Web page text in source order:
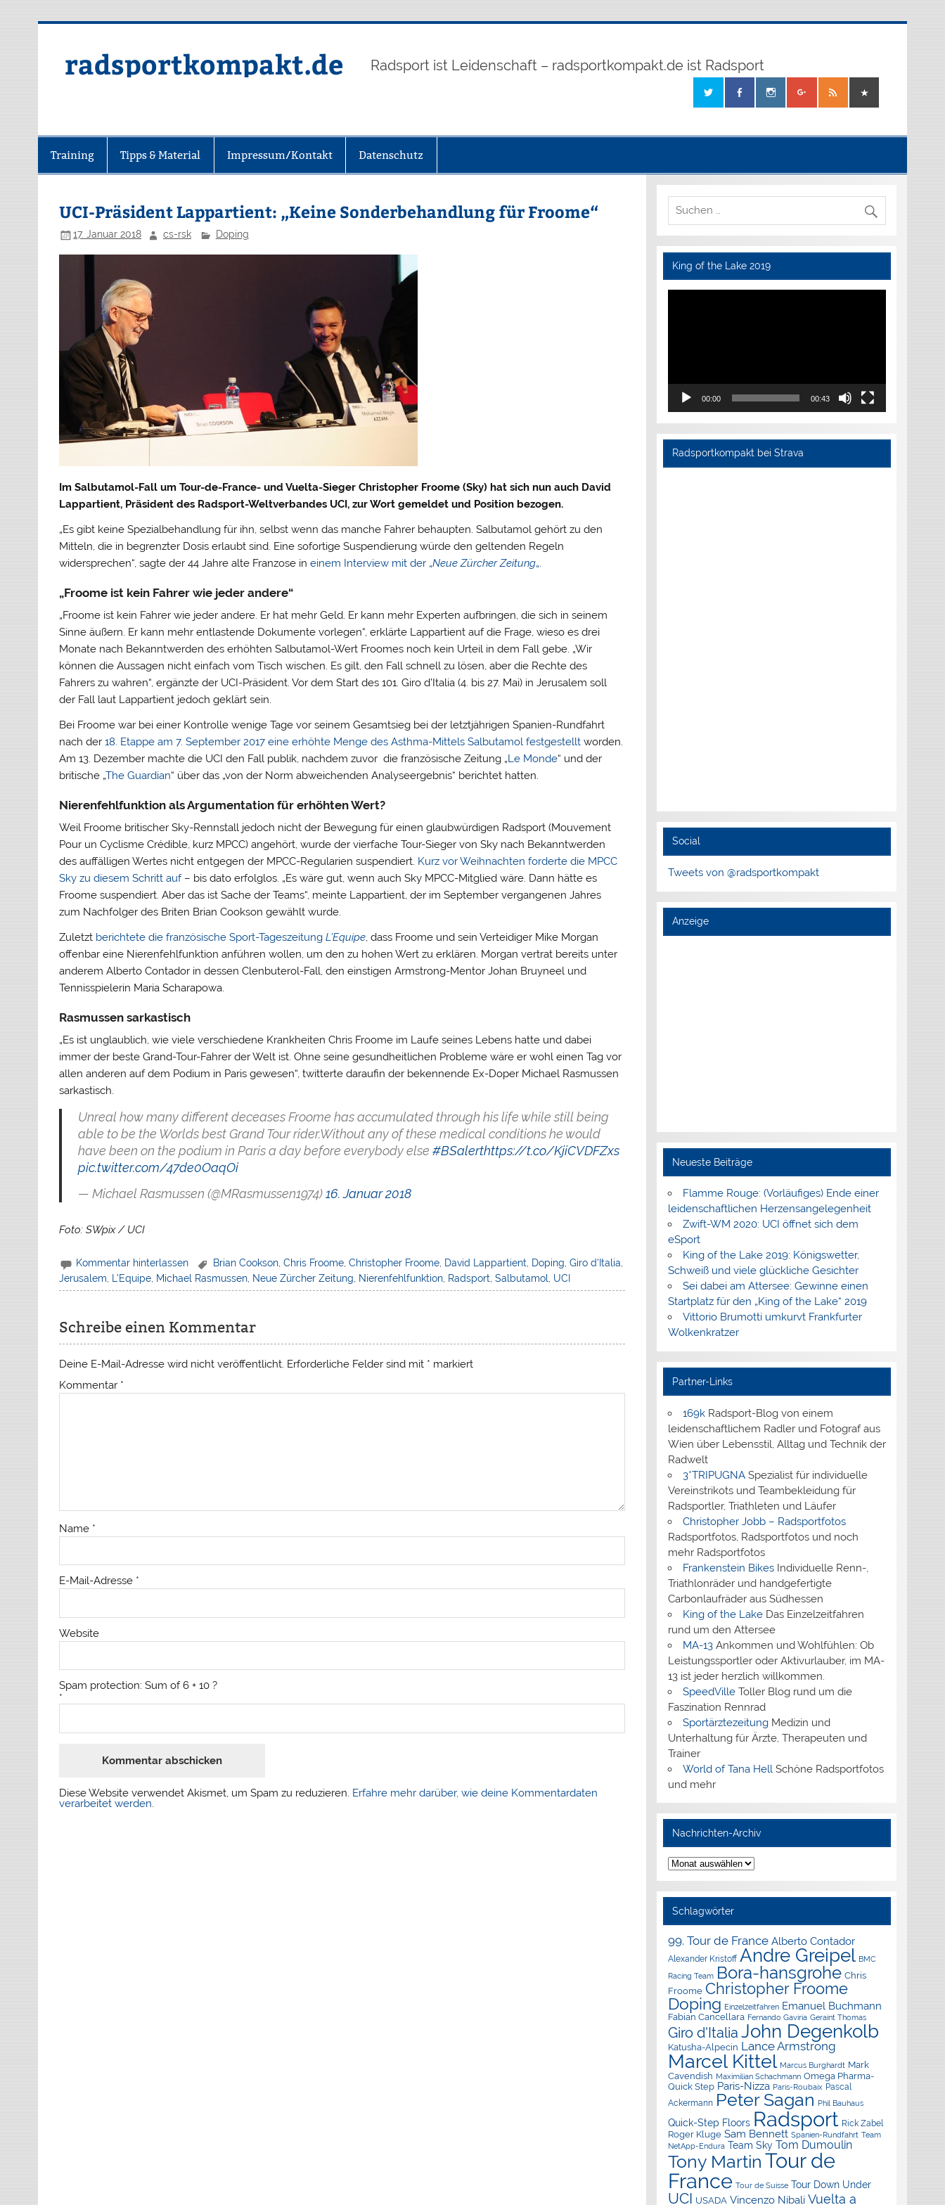
radsportkompakt.de Radsport ist Leidenschaft – radsportkompakt.de ist Radsport
Training Tipps & Material Impressum/Kontakt Datenschutz
UCI-Präsident Lappartient: „Keine Sonderbehandlung für Froome“
17. Januar 2018 cs-rsk Doping
Im Salbutamol-Fall um Tour-de-France- und Vuelta-Sieger Christopher Froome (Sky) hat sich nun auch David
Lappartient, Präsident des Radsport-Weltverbandes UCI, zur Wort gemeldet und Position bezogen.
„Es gibt keine Spezialbehandlung für ihn, selbst wenn das manche Fahrer behaupten. Salbutamol gehört zu den
Mitteln, die in begrenzter Dosis erlaubt sind. Eine sofortige Suspendierung würde den geltenden Regeln
widersprechen“, sagte der 44 Jahre alte Franzose ineinem Interview mit der „Neue Zürcher Zeitung„.
„Froome ist kein Fahrer wie jeder andere“
„Froome ist kein Fahrer wie jeder andere. Er hat mehr Geld. Er kann mehr Experten aufbringen, die sich in seinem
Sinne äußern. Er kann mehr entlastende Dokumente vorlegen“, erklärte Lappartient auf die Frage, wieso es drei
Monate nach Bekanntwerden des erhöhten Salbutamol-Wert Froomes noch kein Urteil in dem Fall gebe. „Wir
können die Aussagen nicht einfach vom Tisch wischen. Es gilt, den Fall schnell zu lösen, aber die Rechte des
Fahrers zu wahren“, ergänzte der UCI-Präsident. Vor dem Start des 101. Giro d’Italia (4. bis 27. Mai) in Jerusalem soll
der Fall laut Lappartient jedoch geklärt sein.
Bei Froome war bei einer Kontrolle wenige Tage vor seinem Gesamtsieg bei der letztjährigen Spanien-Rundfahrt
nach der18. Etappe am 7. September 2017 eine erhöhte Menge des Asthma-Mittels Salbutamol festgestellt worden.
Am 13. Dezember machte die UCI den Fall publik, nachdem zuvor die französische Zeitung „Le Monde“ und der
britische „The Guardian“ über das „von der Norm abweichenden Analyseergebnis“ berichtet hatten.
Nierenfehlfunktion als Argumentation für erhöhten Wert?
Weil Froome britischer Sky-Rennstall jedoch nicht der Bewegung für einen glaubwürdigen Radsport (Mouvement
Pour un Cyclisme Crédible, kurz MPCC) angehört, wurde der vierfache Tour-Sieger von Sky nach Bekanntwerden
des auffälligen Wertes nicht entgegen der MPCC-Regularien suspendiert. Kurz vor Weihnachten forderte die MPCC
Sky zu diesem Schritt auf– bis dato erfolglos. „Es wäre gut, wenn auch Sky MPCC-Mitglied wäre. Dann hätte es
Froome suspendiert. Aber das ist Sache der Teams“, meinte Lappartient, der im September vergangenen Jahres
zum Nachfolger des Briten Brian Cookson gewählt wurde.
Zuletzt berichtete die französische Sport-TageszeitungL’Equipe, dass Froome und sein Verteidiger Mike Morgan
offenbar eine Nierenfehlfunktion anführen wollen, um den zu hohen Wert zu erklären. Morgan vertrat bereits unter
anderem Alberto Contador in dessen Clenbuterol-Fall, den einstigen Armstrong-Mentor Johan Bruyneel und
Tennisspielerin Maria Scharapowa.
Rasmussen sarkastisch
„Es ist unglaublich, wie viele verschiedene Krankheiten Chris Froome im Laufe seines Lebens hatte und dabei
immer der beste Grand-Tour-Fahrer der Welt ist. Ohne seine gesundheitlichen Probleme wäre er wohl einen Tag vor
allen anderen auf dem Podium in Paris gewesen“, twitterte daraufin der bekennende Ex-Doper Michael Rasmussen
sarkastisch.
Unreal how many different deceases Froome has accumulated through his life while still being
able to be the Worlds best Grand Tour rider.Without any of these medical conditions he would
have been on the podium in Paris a day before everybody else #BSalerthttps://t.co/KjiCVDFZxs
pic.twitter.com/47de0OaqOi
— Michael Rasmussen (@MRasmussen1974)16. Januar 2018
Foto: SWpix / UCI
Kommentar hinterlassen Brian Cookson, Chris Froome, Christopher Froome, David Lappartient, Doping, Giro d'Italia,
Jerusalem
L'Equipe Michael Rasmussen Neue Zürcher Zeitung Nierenfehlfunktion Radsport ,Salbutamol UCI
Schreibe einen Kommentar
Deine E-Mail-Adresse wird nicht veröffentlicht. Erforderliche Felder sind mit * markiert
Kommentar *
Name *
E-Mail-Adresse *
Website
Spam protection: Sum of 6 + 10 ?
*
Diese Website verwendet Akismet, um Spam zu reduzieren. Erfahre mehr darüber, wie deine Kommentardaten
verarbeitet werden.
King of the Lake 2019
Video-
00:00 00:43
Radsportkompakt bei Strava
Social
Tweets von @radsportkompakt
Anzeige
Neueste Beiträge
Flamme Rouge: (Vorläufiges) Ende einer
leidenschaftlichen Herzensangelegenheit
Zwift-WM 2020: UCI öffnet sich dem
eSport
King of the Lake 2019: Königswetter,
Schweiß und viele glückliche Gesichter
Sei dabei am Attersee: Gewinne einen
Startplatz für den „King of the Lake“ 2019
Vittorio Brumotti umkurvt Frankfurter
Wolkenkratzer
Partner-Links
169kRadsport-Blog von einem
leidenschaftlichem Radler und Fotograf aus
Wien über Lebensstil, Alltag und Technik der
Radwelt
3*TRIPUGNASpezialist für individuelle
Vereinstrikots und Teambekleidung für
Radsportler, Triathleten und Läufer
Christopher Jobb – Radsportfotos
Radsportfotos, Radsportfotos und noch
mehr Radsportfotos
Frankenstein BikesIndividuelle Renn-,
Triathlonräder und handgefertigte
Carbonlaufräder aus Südhessen
King of the LakeDas Einzelzeitfahren
rund um den Attersee
MA-13Ankommen und Wohlfühlen: Ob
Leistungssportler oder Aktivurlauber, im MA-
13 ist jeder herzlich willkommen.
SpeedVilleToller Blog rund um die
Faszination Rennrad
SportärztezeitungMedizin und
Unterhaltung für Ärzte, Therapeuten und
Trainer
World of Tana Hell Schöne Radsportfotos
und mehr
Nachrichten-Archiv
Nachrichten-
Archiv
Schlagwörter
99. Tour de France Alberto Contador
Alexander Kristoff Andre Greipel BMC
Racing Team Bora-hansgrohe Chris
Froome Christopher Froome
Doping Einzelzeitfahren Emanuel Buchmann
Fabian Cancellara Fernando Gaviria Geraint Thomas
Giro d'Italia John Degenkolb
Katusha-Alpecin Lance Armstrong
Marcel Kittel Marcus Burghardt Mark
Cavendish Maximilian Schachmann Omega Pharma-
Quick Step Paris-Nizza Paris-Roubaix Pascal
Ackermann Peter Sagan Phil Bauhaus
Quick-Step Floors Radsport Rick Zabel
Roger Kluge Sam Bennett Spanien-Rundfahrt Team
NetApp-Endura Team Sky Tom Dumoulin
Tony Martin Tour de
France Tour de Suisse Tour Down Under
UCI USADA Vincenzo Nibali Vuelta a